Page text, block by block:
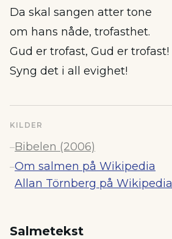
Da skal sangen atter tone
om hans nåde, trofasthet.
Gud er trofast, Gud er trofast!
Syng det i all evighet!
KILDER
–Bibelen (2006)
–Om salmen på Wikipedia
Allan Törnberg på Wikipedia
Salmetekst